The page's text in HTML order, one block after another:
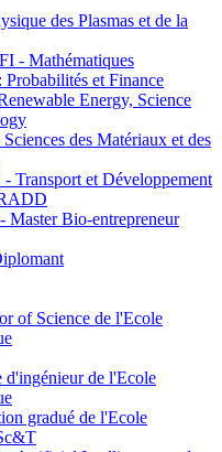
des Plasmas et de la
- Mathématiques
Probabilités et Finance
Energy, Science
des Matériaux et des
Transport et Développement
Bio-entrepreneur
of Science de l'Ecole
de l'Ecole
gradué de l'Ecole